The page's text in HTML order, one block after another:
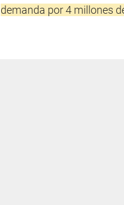
demanda por 4 millones